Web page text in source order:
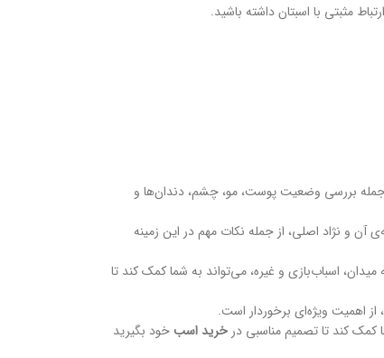
مثبتی با اسبتان داشته باشید.
جمله بررسی وضعیت پوست، مو، چشم، دندان‌ها و
آن و نژاد اصلی، از جمله نکات مهم در این زمینه
اسباب‌بازی و غیره، می‌تواند به شما کمک کند تا
اهمیت ویژه‌ای برخوردار است.
کند تا تصمیم مناسبی در خرید اسبخود بگیرید